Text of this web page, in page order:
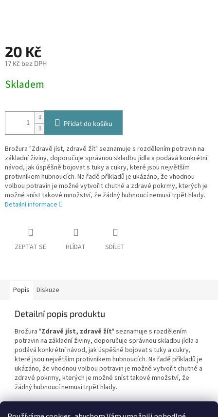
20 Kč
17 Kč bez DPH
cena:
Skladem
Přidat do košíku
Brožura "Zdravě jíst, zdravě žít" seznamuje s rozdělením potravin na
základní živiny, doporučuje správnou skladbu jídla a podává konkrétní
návod, jak úspěšně bojovat s tuky a cukry, které jsou největším
protivníkem hubnoucích. Na řadě příkladů je ukázáno, že vhodnou
volbou potravin je možné vytvořit chutné a zdravé pokrmy, kterých je
možné sníst takové množství, že žádný hubnoucí nemusí trpět hlady.
Detailní informace
ZEPTAT SE HLÍDAT SDÍLET
Popis Diskuze
Detailní popis produktu
Brožura "Zdravě jíst, zdravě žít" seznamuje s rozdělením
potravin na základní živiny, doporučuje správnou skladbu jídla a
podává konkrétní návod, jak úspěšně bojovat s tuky a cukry,
které jsou největším protivníkem hubnoucích. Na řadě příkladů je
ukázáno, že vhodnou volbou potravin je možné vytvořit chutné a
zdravé pokrmy, kterých je možné sníst takové množství, že
žádný hubnoucí nemusí trpět hlady.